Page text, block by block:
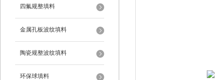
四氟规整填料
金属孔板波纹填料
陶瓷规整波纹填料
环保球填料